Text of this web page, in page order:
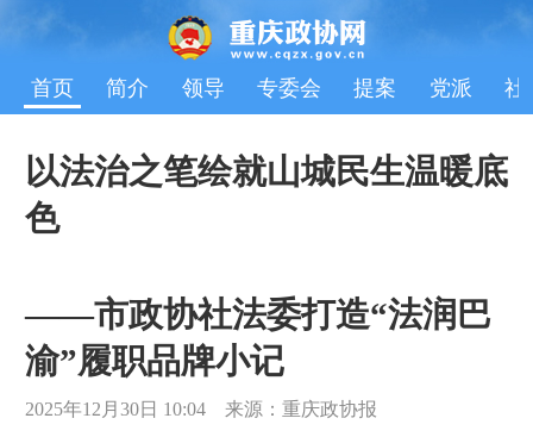
首页 简介 领导 专委会 提案 党派 社
以法治之笔绘就山城民生温暖底
色
——市政协社法委打造“法润巴
渝”履职品牌小记
2025年12月30日 10:04 来源：重庆政协报